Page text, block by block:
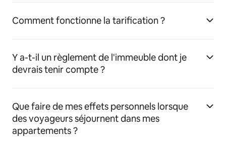
Comment fonctionne la tarification ?
Y a-t-il un règlement de l'immeuble dont je
devrais tenir compte ?
Que faire de mes effets personnels lorsque
des voyageurs séjournent dans mes
appartements ?